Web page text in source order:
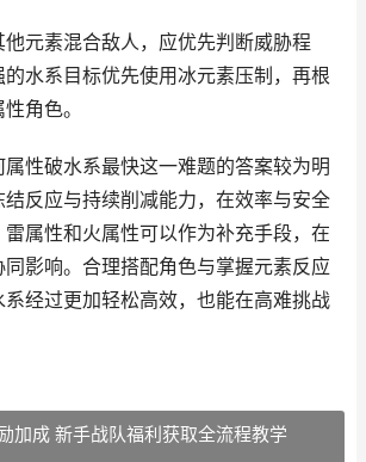
元素混合敌人，应优先判断威胁程
水系目标优先使用冰元素压制，再根
角色。
性破水系最快这一难题的答案较为明
反应与持续削减能力，在效率与安全
属性和火属性可以作为补充手段，在
影响。合理搭配角色与掌握元素反应
经过更加轻松高效，也能在高难挑战
加成 新手战队福利获取全流程教学